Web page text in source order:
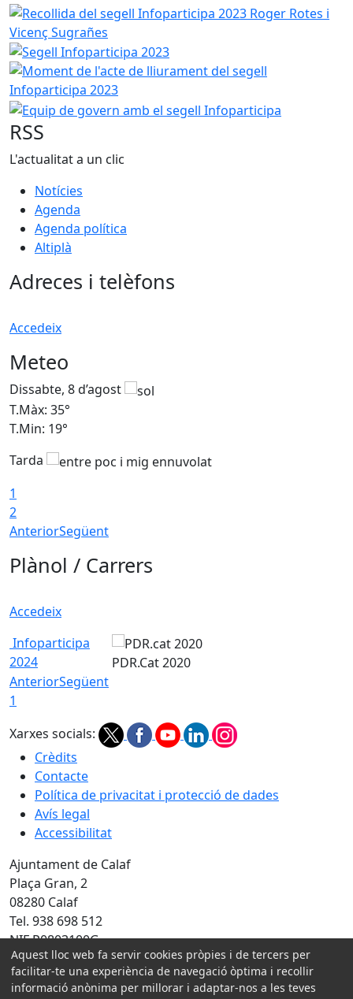
Recollida del segell Infoparticipa 2023 Roger Rotes i
Segell Infoparticipa 2023 Moment de l'acte de
Equip de govern amb el segell Infoparticipa
RSS
L'actualitat a un clic
Notícies
Agenda
Agenda política
Altiplà
Adreces i telèfons
Accedeix
Meteo
Dissabte, 8 d’agost
T.Màx: 35°
T.Min: 19°
Tarda
1
2
AnteriorSegüent
Plànol / Carrers
Accedeix
Infoparticipa
2024
PDR.Cat 2020
AnteriorSegüent
1
Xarxes socials:
Crèdits
Contacte
Política de privacitat i protecció de dades
Avís legal
Accessibilitat
Ajuntament de Calaf
Plaça Gran, 2
08280 Calaf
Tel. 938 698 512
NIF P0803100G
Amb la col·laboració de:
Aquest lloc web fa servir cookies pròpies i de tercers per
facilitar-te una experiència de navegació òptima i recollir
informació anònima per millorar i adaptar-nos a les teves